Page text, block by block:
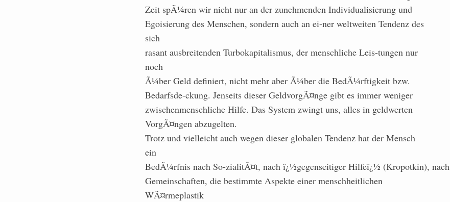
Zeit spÃ¼ren wir nicht nur an der zunehmenden Individualisierung und
Egoisierung des Menschen, sondern auch an ei-ner weltweiten Tendenz des
sich
rasant ausbreitenden Turbokapitalismus, der menschliche Leis-tungen nur
noch
Ã¼ber Geld definiert, nicht mehr aber Ã¼ber die BedÃ¼rftigkeit bzw.
Bedarfsde-ckung. Jenseits dieser GeldvorgÃ¤nge gibt es immer weniger
zwischenmenschliche Hilfe. Das System zwingt uns, alles in geldwerten
VorgÃ¤ngen abzugelten.
Trotz und vielleicht auch wegen dieser globalen Tendenz hat der Mensch
ein
BedÃ¼rfnis nach So-zialitÃ¤t, nach ï¿½gegenseitiger Hilfeï¿½ (Kropotkin), nach
Gemeinschaften, die bestimmte Aspekte einer menschheitlichen
WÃ¤rmeplastik